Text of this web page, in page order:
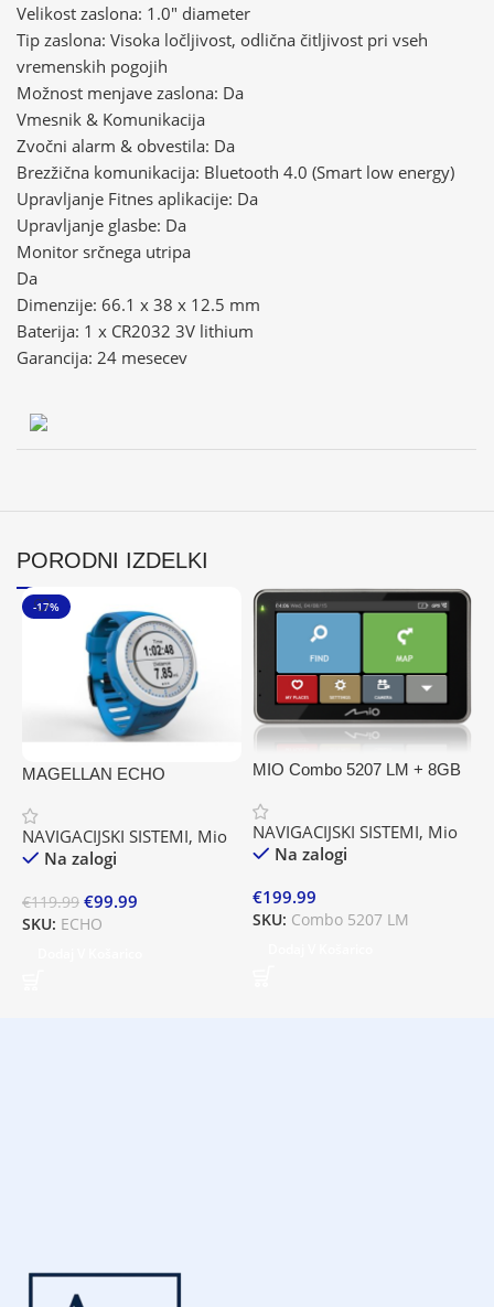
Velikost zaslona: 1.0″ diameter
Tip zaslona: Visoka ločljivost, odlična čitljivost pri vseh
vremenskih pogojih
Možnost menjave zaslona: Da
Vmesnik & Komunikacija
Zvočni alarm & obvestila: Da
Brezžična komunikacija: Bluetooth 4.0 (Smart low energy)
Upravljanje Fitnes aplikacije: Da
Upravljanje glasbe: Da
Monitor srčnega utripa
Da
Dimenzije: 66.1 x 38 x 12.5 mm
Baterija: 1 x CR2032 3V lithium
Garancija: 24 mesecev
PORODNI IZDELKI
-17%
MAGELLAN ECHO
NAVIGACIJSKI SISTEMI, Mio
Na zalogi
€119.99 €99.99
SKU: ECHO
MIO Combo 5207 LM + 8GB
NAVIGACIJSKI SISTEMI, Mio
Na zalogi
€199.99
SKU: Combo 5207 LM